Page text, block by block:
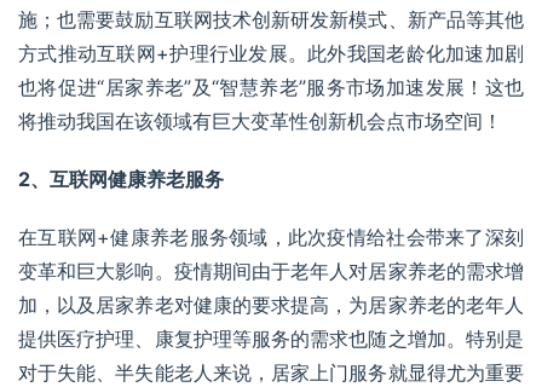
施；也需要鼓励互联网技术创新研发新模式、新产品等其他
方式推动互联网+护理行业发展。此外我国老龄化加速加剧
也将促进“居家养老”及“智慧养老”服务市场加速发展！这也
将推动我国在该领域有巨大变革性创新机会点市场空间！
2、互联网健康养老服务
在互联网+健康养老服务领域，此次疫情给社会带来了深刻
变革和巨大影响。疫情期间由于老年人对居家养老的需求增
加，以及居家养老对健康的要求提高，为居家养老的老年人
提供医疗护理、康复护理等服务的需求也随之增加。特别是
对于失能、半失能老人来说，居家上门服务就显得尤为重要